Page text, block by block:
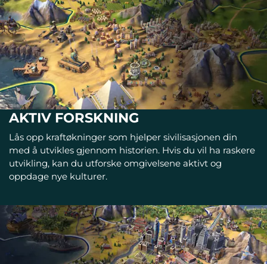
AKTIV FORSKNING
Lås opp kraftøkninger som hjelper sivilisasjonen din
med å utvikles gjennom historien. Hvis du vil ha raskere
utvikling, kan du utforske omgivelsene aktivt og
oppdage nye kulturer.